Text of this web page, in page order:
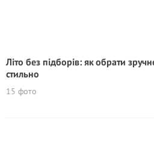
Літо без підборів: як обрати
стильно
15 фото